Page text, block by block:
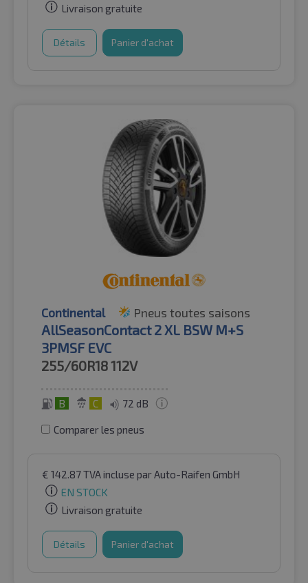
Livraison gratuite
Détails Panier d'achat
Continental Pneus toutes saisons
AllSeasonContact 2 XL BSW M+S
3PMSF EVC
255/60R18112V
B C 72 dB
Comparer les pneus
€ 142.87TVA incluse par Auto-Raifen GmbH
EN STOCK
Livraison gratuite
Détails Panier d'achat